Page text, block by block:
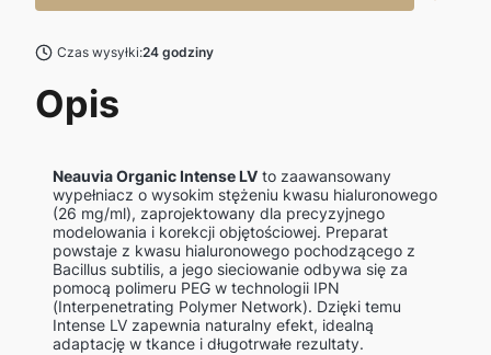
Czas wysyłki:24 godziny
Opis
Neauvia Organic Intense LV to zaawansowany
wypełniacz o wysokim stężeniu kwasu hialuronowego
(26 mg/ml), zaprojektowany dla precyzyjnego
modelowania i korekcji objętościowej. Preparat
powstaje z kwasu hialuronowego pochodzącego z
Bacillus subtilis, a jego sieciowanie odbywa się za
pomocą polimeru PEG w technologii IPN
(Interpenetrating Polymer Network). Dzięki temu
Intense LV zapewnia naturalny efekt, idealną
adaptację w tkance i długotrwałe rezultaty.